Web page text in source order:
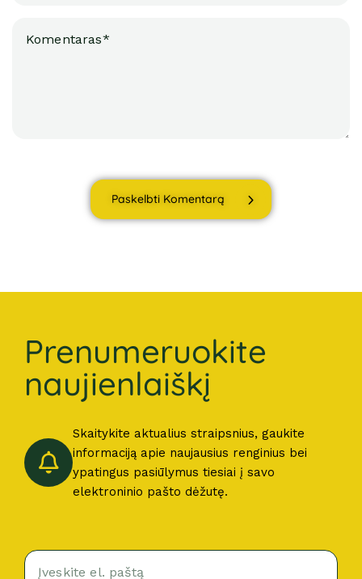
Paskelbti Komentarą
Prenumeruokite
naujienlaiškį
Skaitykite aktualius straipsnius, gaukite
informaciją apie naujausius renginius bei
ypatingus pasiūlymus tiesiai į savo
elektroninio pašto dėžutę.